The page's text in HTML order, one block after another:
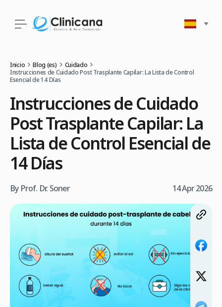
Inicio Blog (es)
Cuidado
Instrucciones de Cuidado Post Trasplante Capilar: La Lista de Control
Esencial de 14 Días
Instrucciones de Cuidado
Post Trasplante Capilar: La
Lista de Control Esencial de
14 Días
By Prof. Dr. Soner 14 Apr 2026